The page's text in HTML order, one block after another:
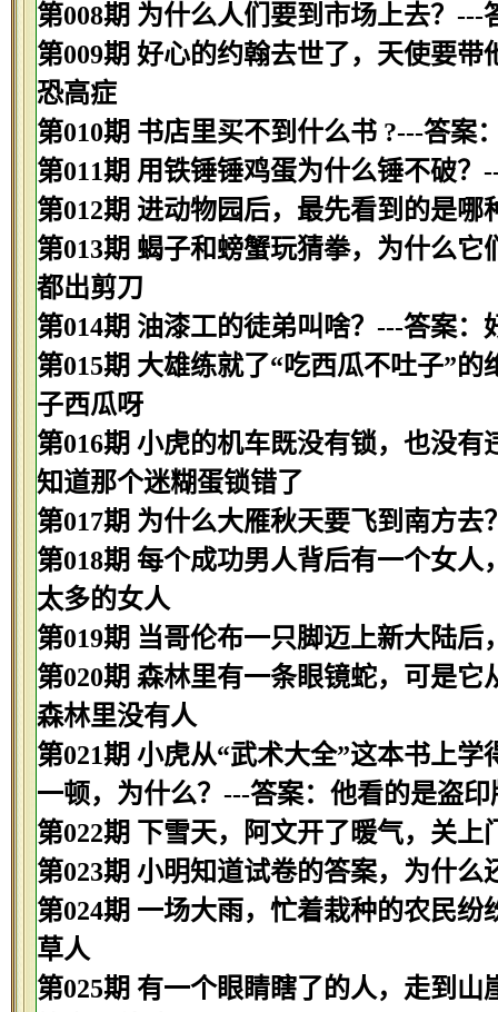
第008期 为什么人们要到市场上去？---
第009期 好心的约翰去世了，天使要
恐高症
第010期 书店里买不到什么书 ?---答案
第011期 用铁锤锤鸡蛋为什么锤不破
第012期 进动物园后，最先看到的是哪
第013期 蝎子和螃蟹玩猜拳，为什么
都出剪刀
第014期 油漆工的徒弟叫啥？---答案：
第015期 大雄练就了“吃西瓜不吐子”
子西瓜呀
第016期 小虎的机车既没有锁，也没
知道那个迷糊蛋锁错了
第017期 为什么大雁秋天要飞到南方去
第018期 每个成功男人背后有一个女
太多的女人
第019期 当哥伦布一只脚迈上新大陆
第020期 森林里有一条眼镜蛇，可是
森林里没有人
第021期 小虎从“武术大全”这本书上
一顿，为什么？---答案：他看的是盗印
第022期 下雪天，阿文开了暖气，关
第023期 小明知道试卷的答案，为什
第024期 一场大雨，忙着栽种的农民
草人
第025期 有一个眼睛瞎了的人，走到